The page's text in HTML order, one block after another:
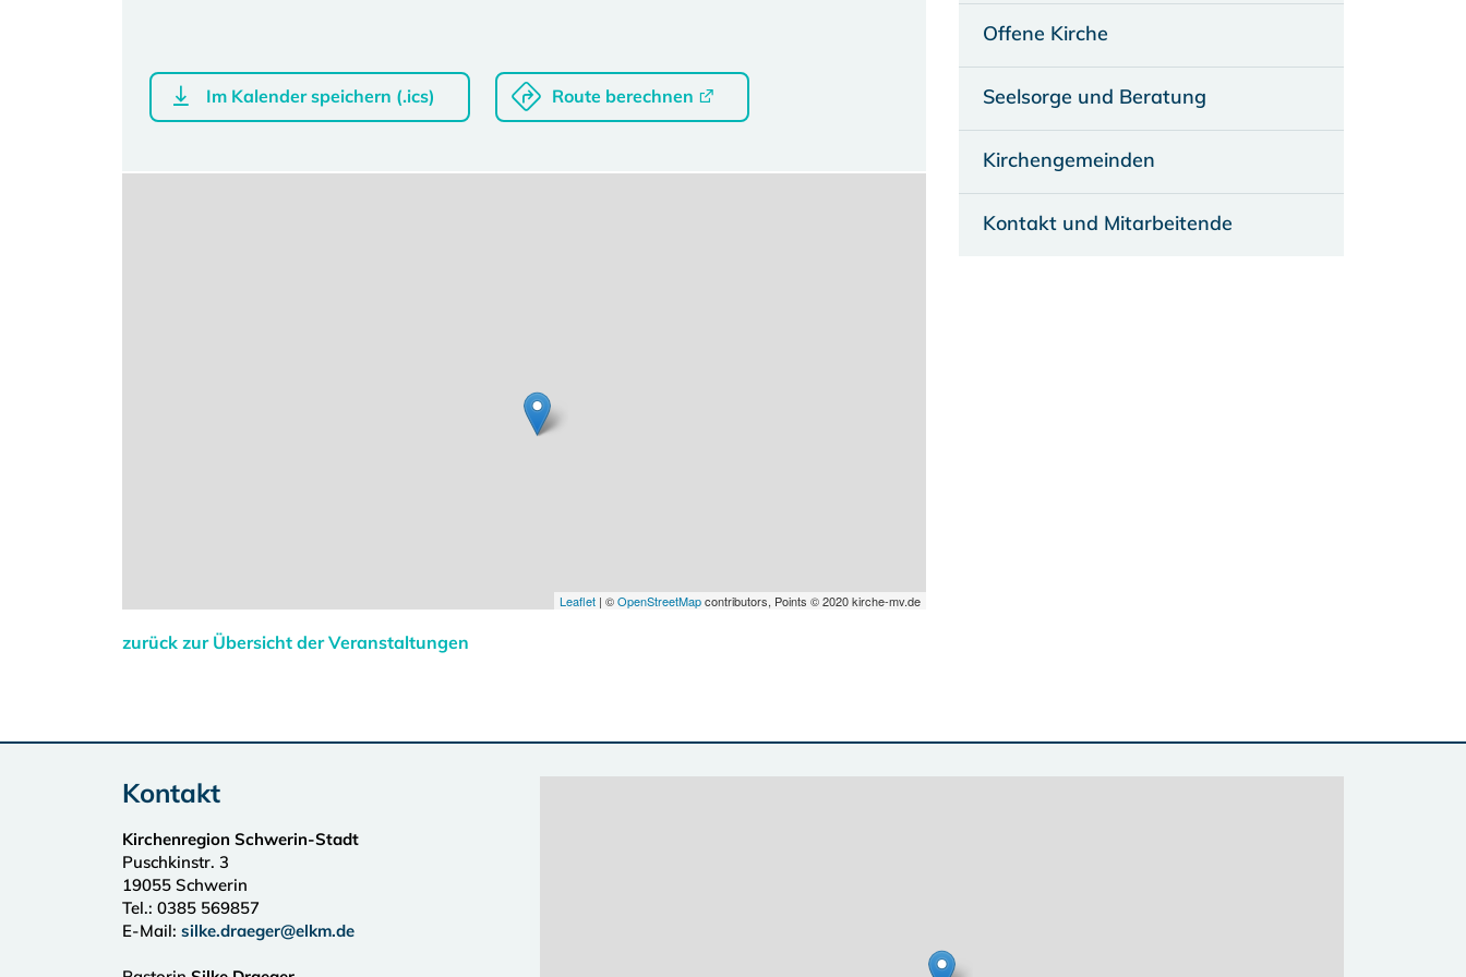
Im Kalender speichern (.ics) Route berechnen
Leaflet| ©OpenStreetMapcontributors, Points © 2020 kirche-mv.de
zurück zur Übersicht der Veranstaltungen
Offene Kirche
Seelsorge und Beratung
Kirchengemeinden
Kontakt und Mitarbeitende
Kontakt
Kirchenregion Schwerin-Stadt
Puschkinstr. 3
19055 Schwerin
Tel.: 0385 569857
E-Mail: silke.draeger@elkm.de